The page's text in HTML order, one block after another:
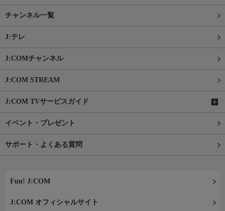
チャンネル一覧
J:テレ
J:COMチャンネル
J:COM STREAM
J:COM TVサービスガイド
イベント・プレゼント
サポート・よくある質問
Fun! J:COM
J:COM オフィシャルサイト